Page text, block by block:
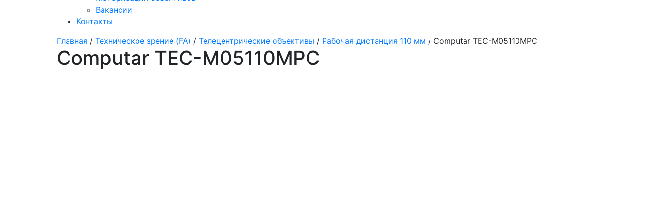
Вакансии
Контакты
Главная / Техническое зрение (FA) / Телецентрические объективы / Рабочая дистанция 110 мм / Computar TEC-M05110MPC
Computar TEC-M05110MPC